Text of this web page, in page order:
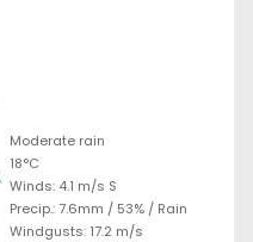
Moderate rain
18°C
Winds: 4.1 m/s S
Precip.:7.6mm / 53% / Rain
Windgusts: 17.2 m/s